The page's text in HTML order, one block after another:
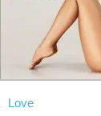
Love